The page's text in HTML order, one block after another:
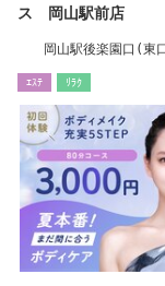
ス 岡山駅前店
岡山駅後楽園口(東
ｴｽﾃ ﾘﾗｸ